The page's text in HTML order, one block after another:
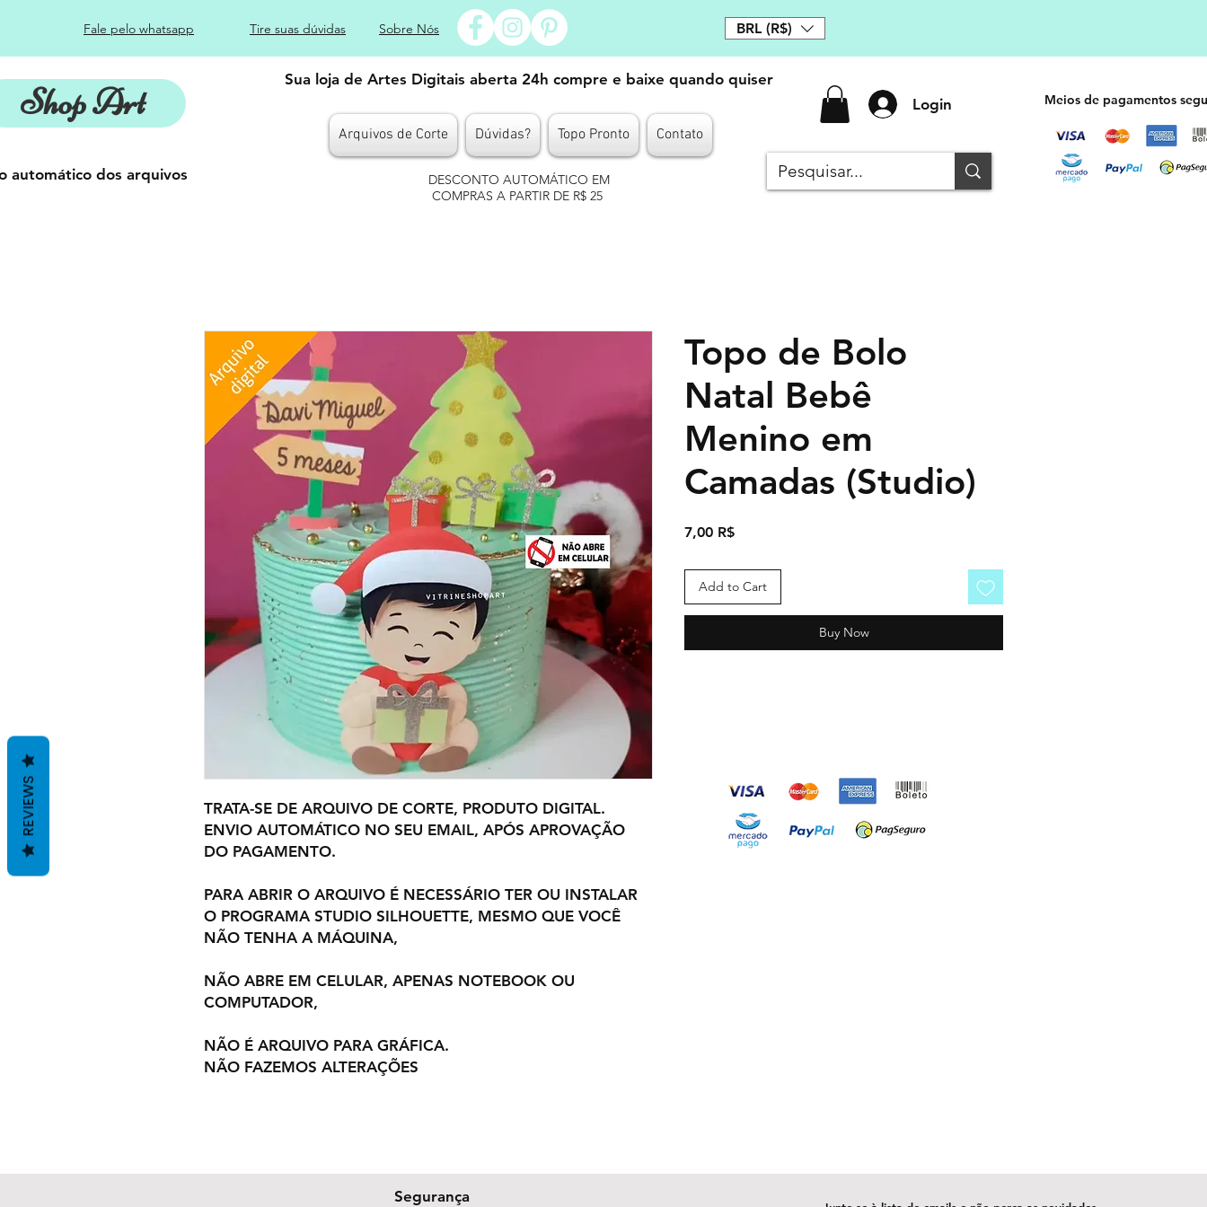
Fale pelo whatsapp Tire suas dúvidas Sobre Nós BRL (R$)
Shop Art
Sua loja de Artes Digitais aberta 24h compre e baixe quando quiser
Arquivos de Corte Dúvidas? Topo Pronto Contato
Login
automático dos arquivos
DESCONTO AUTOMÁTICO EM
COMPRAS A PARTIR DE R$ 25
Meios de pagamentos
TRATA-SE DE ARQUIVO DE CORTE, PRODUTO DIGITAL.
ENVIO AUTOMÁTICO NO SEU EMAIL, APÓS APROVAÇÃO
DO PAGAMENTO.
PARA ABRIR O ARQUIVO É NECESSÁRIO TER OU INSTALAR
O PROGRAMA STUDIO SILHOUETTE, MESMO QUE VOCÊ
NÃO TENHA A MÁQUINA,
NÃO ABRE EM CELULAR, APENAS NOTEBOOK OU
COMPUTADOR,
NÃO É ARQUIVO PARA GRÁFICA.
NÃO FAZEMOS ALTERAÇÕES
Topo de Bolo
Natal Bebê
Menino em
Camadas (Studio)
7,00 R$Price
Add to Cart
Buy Now
Segurança
REVIEWS